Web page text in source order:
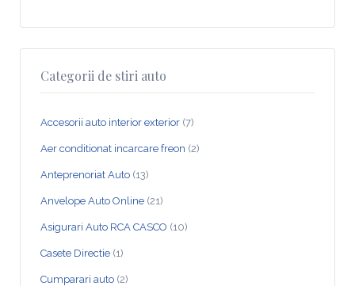
Categorii de stiri auto
Accesorii auto interior exterior (7)
Aer conditionat incarcare freon (2)
Anteprenoriat Auto (13)
Anvelope Auto Online (21)
Asigurari Auto RCA CASCO (10)
Casete Directie (1)
Cumparari auto (2)